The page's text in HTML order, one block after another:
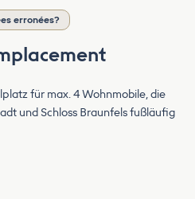
erronées?
für max. 4 Wohnmobile, die
und Schloss Braunfels fußläufig